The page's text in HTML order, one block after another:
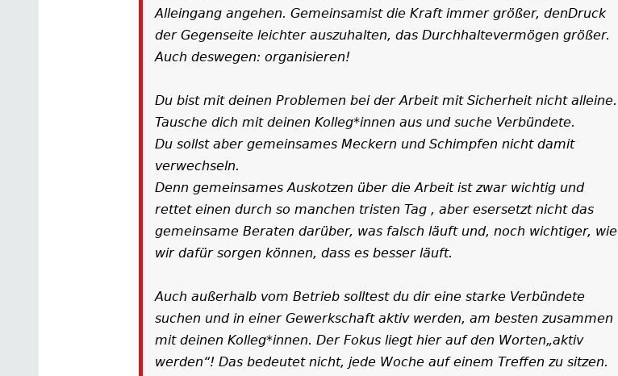
Alleingang angehen. Gemeinsamist die Kraft immer größer, denDruck
der Gegenseite leichter auszuhalten, das Durchhaltevermögen größer.
Auch deswegen: organisieren!
Du bist mit deinen Problemen bei der Arbeit mit Sicherheit nicht alleine.
Tausche dich mit deinen Kolleg*innen aus und suche Verbündete.
Du sollst aber gemeinsames Meckern und Schimpfen nicht damit
verwechseln.
Denn gemeinsames Auskotzen über die Arbeit ist zwar wichtig und
rettet einen durch so manchen tristen Tag , aber esersetzt nicht das
gemeinsame Beraten darüber, was falsch läuft und, noch wichtiger, wie
wir dafür sorgen können, dass es besser läuft.
Auch außerhalb vom Betrieb solltest du dir eine starke Verbündete
suchen und in einer Gewerkschaft aktiv werden, am besten zusammen
mit deinen Kolleg*innen. Der Fokus liegt hier auf den Worten„aktiv
werden“! Das bedeutet nicht, jede Woche auf einem Treffen zu sitzen.